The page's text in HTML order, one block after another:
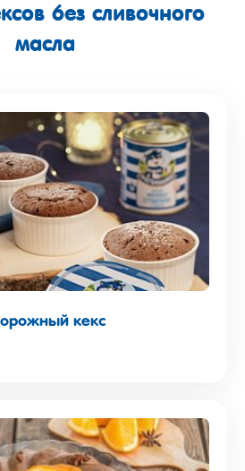
без сливочного
масла
кекс